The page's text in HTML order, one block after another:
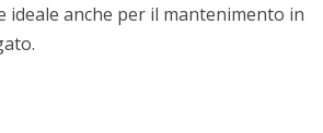
ideale anche per il mantenimento in